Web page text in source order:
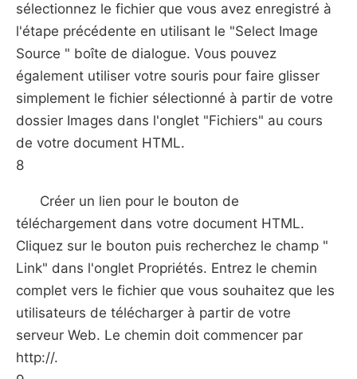
sélectionnez le fichier que vous avez enregistré à
l'étape précédente en utilisant le "Select Image
Source " boîte de dialogue. Vous pouvez
également utiliser votre souris pour faire glisser
simplement le fichier sélectionné à partir de votre
dossier Images dans l'onglet "Fichiers" au cours
de votre document HTML.
8
Créer un lien pour le bouton de
téléchargement dans votre document HTML.
Cliquez sur le bouton puis recherchez le champ "
Link" dans l'onglet Propriétés. Entrez le chemin
complet vers le fichier que vous souhaitez que les
utilisateurs de télécharger à partir de votre
serveur Web. Le chemin doit commencer par
http://.